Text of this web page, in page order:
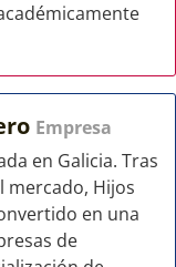
Empresa
en Galicia. Tras
mercado, Hijos
en una
de